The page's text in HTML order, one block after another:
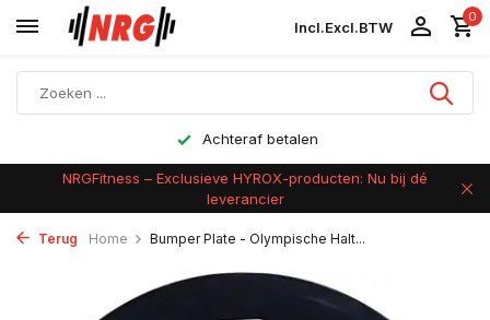
Incl.Excl.BTW
0
Achteraf betalen
NRGFitness – Exclusieve HYROX-producten: Nu bij dé
leverancier
Terug Home Bumper Plate - Olympische Halt...